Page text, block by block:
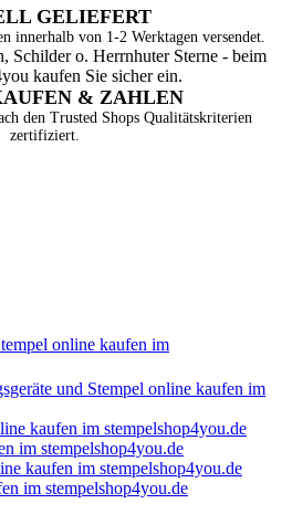
GELIEFERT
innerhalb von 1-2 Werktagen versendet.
& ZAHLEN
den Trusted Shops Qualitätskriterien
zertifiziert.